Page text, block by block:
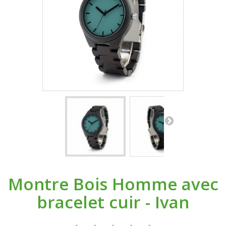
Montre Bois Homme avec
bracelet cuir - Ivan